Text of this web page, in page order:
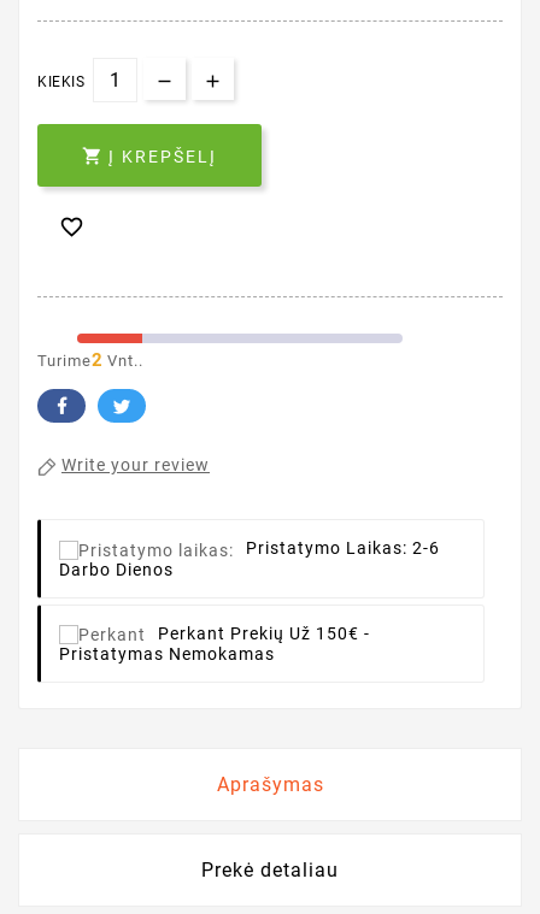
KIEKIS
 Į KREPŠELĮ

Turime2 Vnt..
Write your review
Pristatymo Laikas: 2-6
Darbo Dienos
Perkant Prekių Už 150€ -
Pristatymas Nemokamas
Aprašymas
Prekė detaliau